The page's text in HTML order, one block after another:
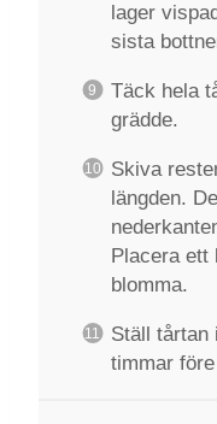
lager
sista
Täck hela
grädde.
Skiva
längden.
Placera ett
blomma.
Ställ tårtan
timmar